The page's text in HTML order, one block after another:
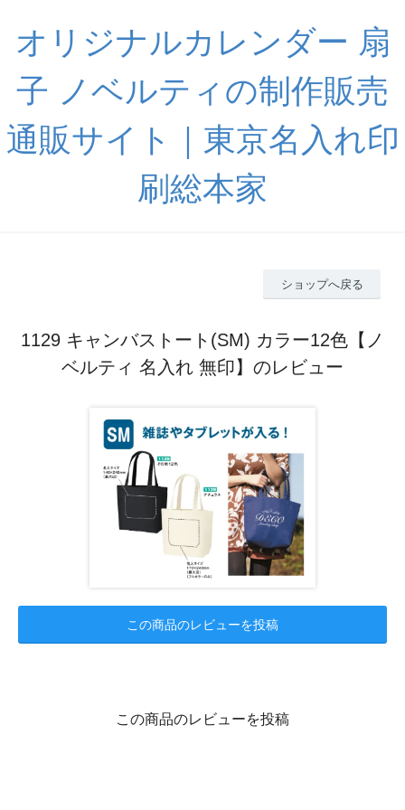
オリジナルカレンダー 扇
子 ノベルティの制作販売
通販サイト｜東京名入れ印
刷総本家
ショップへ戻る
1129 キャンバストート(SM) カラー12色【ノ
ベルティ 名入れ 無印】のレビュー
この商品のレビューを投稿
この商品のレビューを投稿